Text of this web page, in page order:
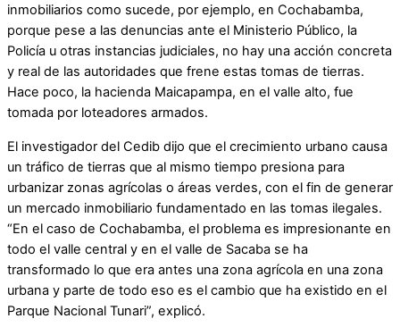
inmobiliarios como sucede, por ejemplo, en Cochabamba,
porque pese a las denuncias ante el Ministerio Público, la
Policía u otras instancias judiciales, no hay una acción concreta
y real de las autoridades que frene estas tomas de tierras.
Hace poco, la hacienda Maicapampa, en el valle alto, fue
tomada por loteadores armados.
El investigador del Cedib dijo que el crecimiento urbano causa
un tráfico de tierras que al mismo tiempo presiona para
urbanizar zonas agrícolas o áreas verdes, con el fin de generar
un mercado inmobiliario fundamentado en las tomas ilegales.
“En el caso de Cochabamba, el problema es impresionante en
todo el valle central y en el valle de Sacaba se ha
transformado lo que era antes una zona agrícola en una zona
urbana y parte de todo eso es el cambio que ha existido en el
Parque Nacional Tunari”, explicó.